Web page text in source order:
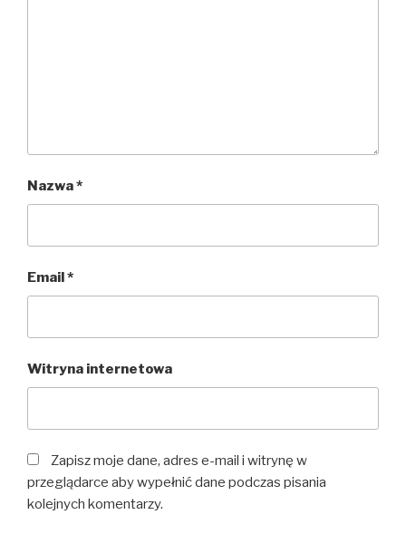
Nazwa*
Email*
Witryna internetowa
Zapisz moje dane, adres e-mail i witrynę w
przeglądarce aby wypełnić dane podczas pisania
kolejnych komentarzy.